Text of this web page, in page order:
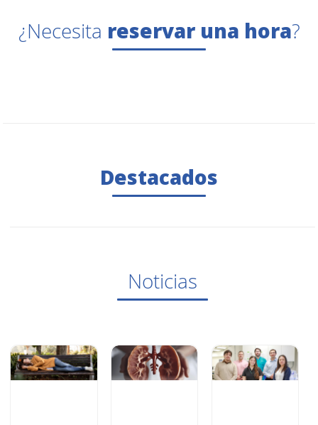
¿Necesita reservar una hora?
Destacados
Noticias